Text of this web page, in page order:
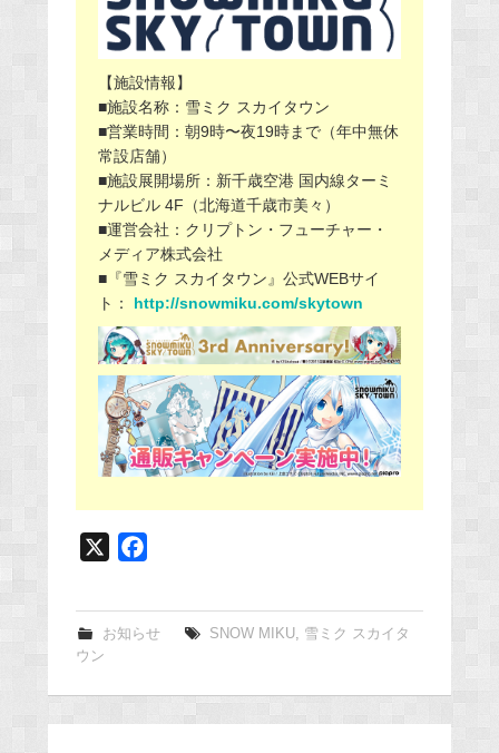
【施設情報】
■施設名称：雪ミク スカイタウン
■営業時間：朝9時〜夜19時まで（年中無休
常設店舗）
■施設展開場所：新千歳空港 国内線ターミ
ナルビル 4F（北海道千歳市美々）
■運営会社：クリプトン・フューチャー・
メディア株式会社
■『雪ミク スカイタウン』公式WEBサイ
ト：
http://snowmiku.com/skytown
e
o
o
お知らせ SNOW MIKU, 雪ミク スカイタ
ウン